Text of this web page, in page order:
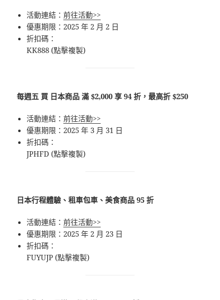
活動連結：前往活動>>
優惠期限：2025 年 2 月 2 日
折扣碼：
KK888 (點擊複製)
每週五 買 日本商品 滿 $2,000 享 94 折，最高折 $250
活動連結：前往活動>>
優惠期限：2025 年 3 月 31 日
折扣碼：
JPHFD (點擊複製)
日本行程體驗、租車包車、美食商品 95 折
活動連結：前往活動>>
優惠期限：2025 年 2 月 23 日
折扣碼：
FUYUJP (點擊複製)